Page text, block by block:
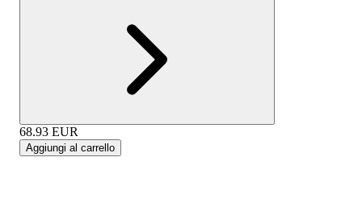
68.93 EUR
Aggiungi al carrello